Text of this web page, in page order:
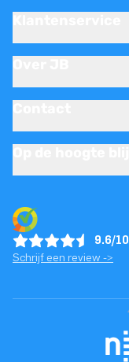
9.6/10
Schrijf een review ->